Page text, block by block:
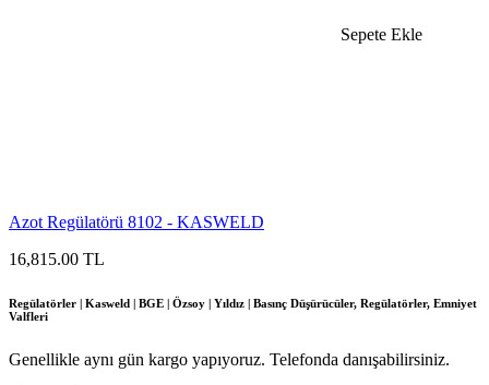
Sepete Ekle
Azot Regülatörü 8102 - KASWELD
16,815.00 TL
Regülatörler | Kasweld | BGE | Özsoy | Yıldız | Basınç Düşürücüler, Regülatörler, Emniyet
Valfleri
Genellikle aynı gün kargo yapıyoruz. Telefonda danışabilirsiniz.